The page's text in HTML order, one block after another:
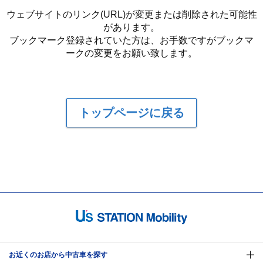
ウェブサイトのリンク(URL)が変更または削除された可能性
があります。
ブックマーク登録されていた方は、お手数ですがブックマ
ークの変更をお願い致します。
トップページに戻る
お近くのお店から中古車を探す